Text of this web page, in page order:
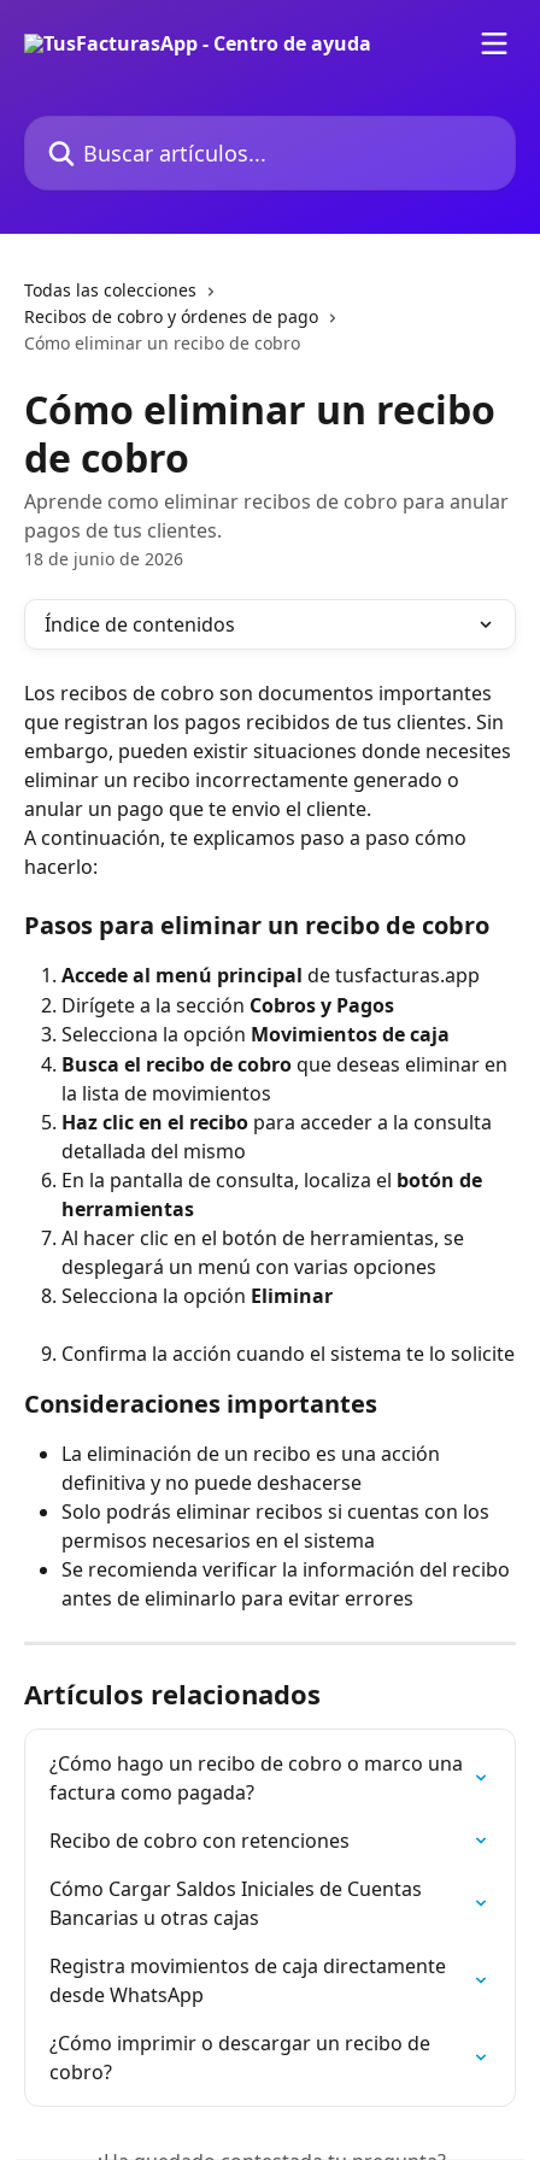
Buscar artículos...
Todas las colecciones
Recibos de cobro y órdenes de pago
Cómo eliminar un recibo de cobro
Cómo eliminar un recibo
de cobro
Aprende como eliminar recibos de cobro para anular
pagos de tus clientes.
18 de junio de 2026
Índice de contenidos
Los recibos de cobro son documentos importantes
que registran los pagos recibidos de tus clientes. Sin
embargo, pueden existir situaciones donde necesites
eliminar un recibo incorrectamente generado o
anular un pago que te envio el cliente.
A continuación, te explicamos paso a paso cómo
hacerlo:
Pasos para eliminar un recibo de cobro
Accede al menú principal de tusfacturas.app
Dirígete a la sección Cobros y Pagos
Selecciona la opción Movimientos de caja
Busca el recibo de cobro que deseas eliminar en
la lista de movimientos
Haz clic en el recibo para acceder a la consulta
detallada del mismo
En la pantalla de consulta, localiza el botón de
herramientas
Al hacer clic en el botón de herramientas, se
desplegará un menú con varias opciones
Selecciona la opción Eliminar
Confirma la acción cuando el sistema te lo solicite
Consideraciones importantes
La eliminación de un recibo es una acción
definitiva y no puede deshacerse
Solo podrás eliminar recibos si cuentas con los
permisos necesarios en el sistema
Se recomienda verificar la información del recibo
antes de eliminarlo para evitar errores
Artículos relacionados
¿Cómo hago un recibo de cobro o marco una
factura como pagada?
Recibo de cobro con retenciones
Cómo Cargar Saldos Iniciales de Cuentas
Bancarias u otras cajas
Registra movimientos de caja directamente
desde WhatsApp
¿Cómo imprimir o descargar un recibo de
cobro?